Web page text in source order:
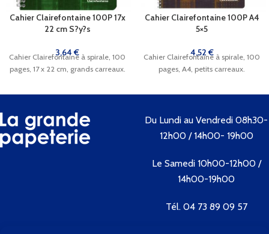
Cahier Clairefontaine 100P 17x
22 cm S?y?s
3,64€
Cahier Clairefontaine à spirale, 100
pages, 17 x 22 cm, grands carreaux.
Cahier Clairefontaine 100P A4
5×5
4,52€
Cahier Clairefontaine à spirale, 100
pages, A4, petits carreaux.
Du Lundi au Vendredi 08h30-
12h00 / 14h00- 19h00
Le Samedi 10h00-12h00 /
14h00-19h00
Tél. 04 73 89 09 57